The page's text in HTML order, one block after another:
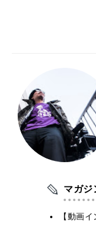
マガジ
【動画